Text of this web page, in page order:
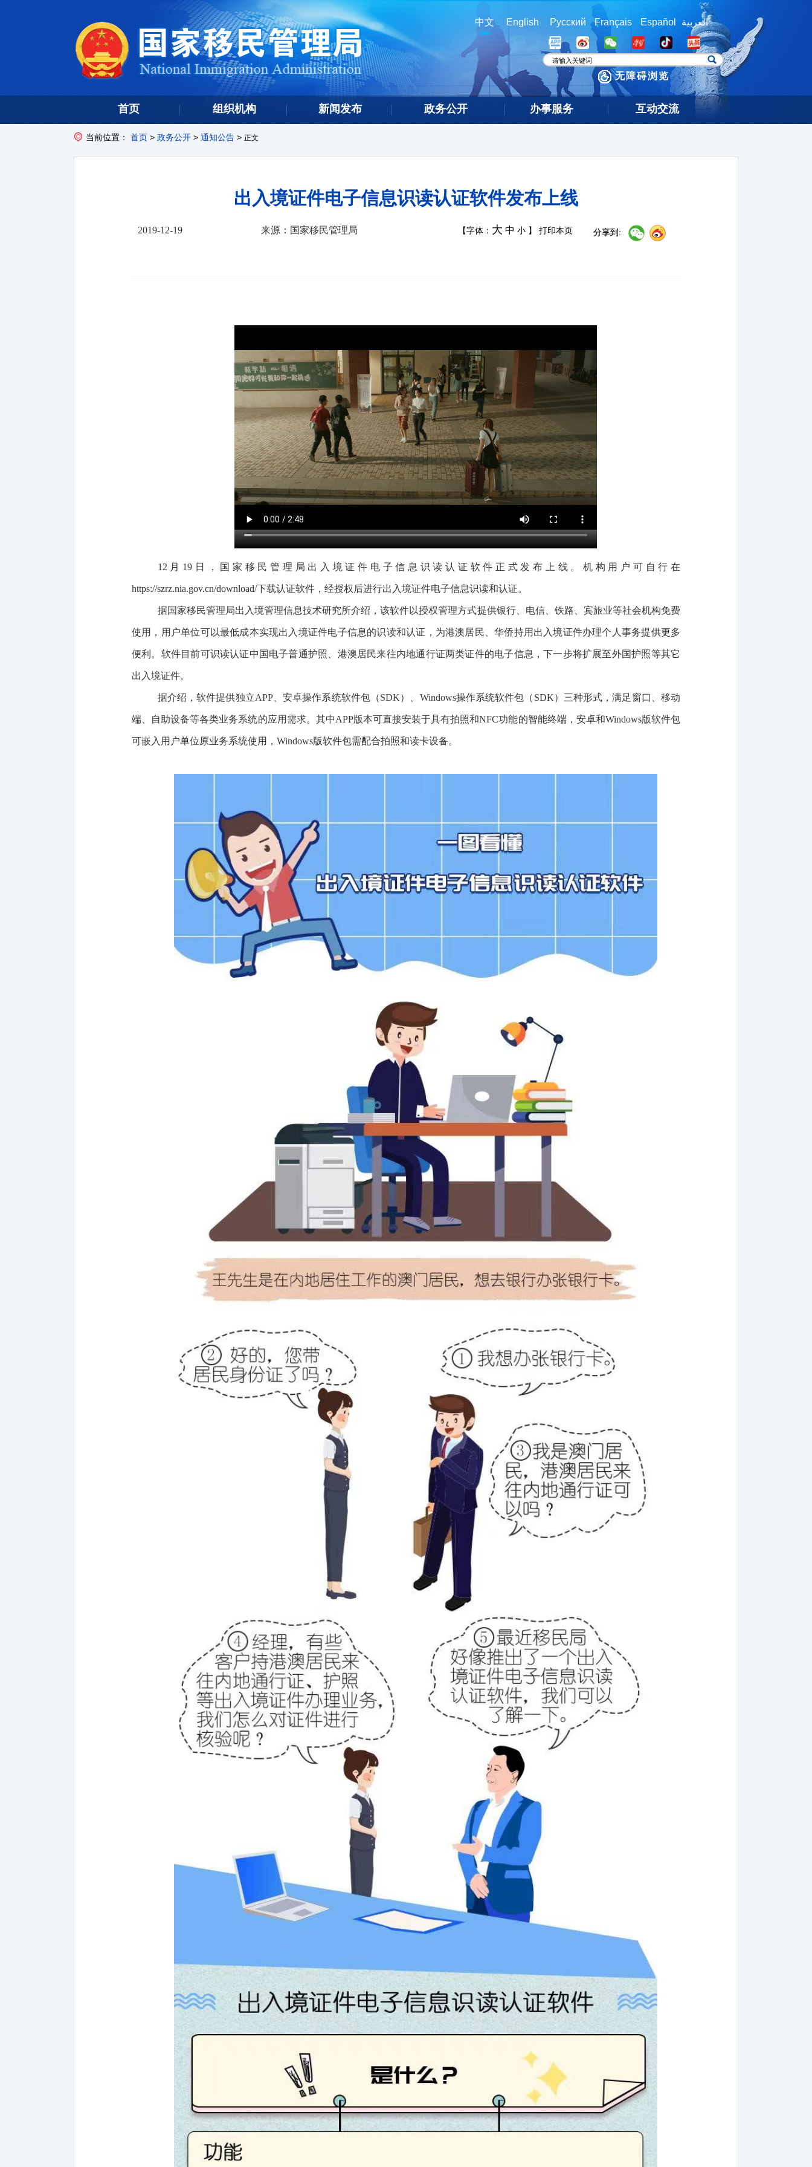
中文 English Русский Français Español العربية
无障碍浏览
首页 组织机构 新闻发布 政务公开 办事服务 互动交流
当前位置： 首页 > 政务公开 > 通知公告 > 正文
出入境证件电子信息识读认证软件发布上线
2019-12-19 来源：国家移民管理局 【字体： 大 中 小 】 打印本页 分享到:
12月19日，国家移民管理局出入境证件电子信息识读认证软件正式发布上线。机构 用户可自行在
https://szrz.nia.gov.cn/download/下载认证软件， 经授权后进行出入境证件电子信息识读和认证。
据国家移民管理局出入境管理信息技术研究所介绍，该软件以授权管理方式提供银行、电信、铁路、宾旅业等社会机构免费
使用，用户单位可以最低成本实现出入境证件电子信息的识读和认证，为港澳居民、华侨持用出入境证件办理个人事务提供更多
便利。软件目前可识读认证中国 电子普通护照、港澳居民来往内地通行证两类证件的电子信息 ，下一步将扩展至外国护照等其它
出入境证件。
据介绍，软件提供独立APP、安卓操作系统软件包 （SDK） 、Windows操作系统软件包 （SDK） 三种形式，满足窗口、移动
端、自助设备等各类业务系统的应用需求。 其中APP版本可直接安装于具有拍照和NFC功能的智能终端，安卓和Windows版软件包
可嵌入 用户单位原业务系统使用，Windows版软件包需配合拍照和读卡设备。